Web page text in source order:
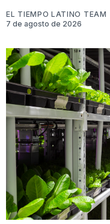
EL TIEMPO LATINO TEAM
7 de agosto de 2026